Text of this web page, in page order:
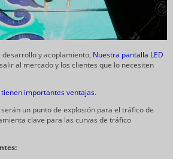
y acoplamiento, Nuestra pantalla LED
al mercado y los clientes que lo necesiten
tienen importantes ventajas.
un punto de explosión para el tráfico de
clave para las curvas de tráfico